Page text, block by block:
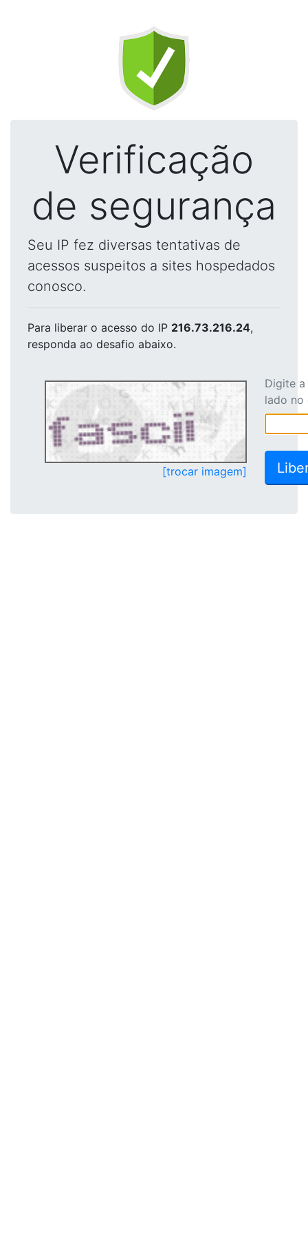
Verificação
de segurança
Seu IP fez diversas tentativas de
acessos suspeitos a sites hospedados
conosco.
Para liberar o acesso do IP 216.73.216.24,
responda ao desafio abaixo.
[trocar imagem]
Digite
lado no